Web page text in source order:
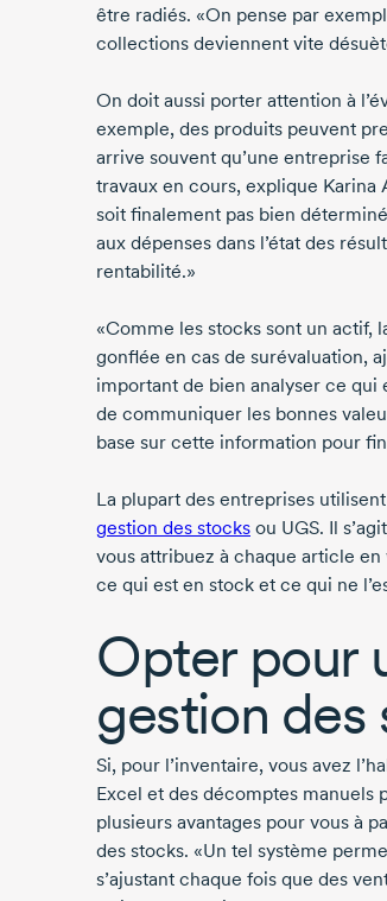
être radiés. «On pense par
collections deviennent vite
On doit aussi porter attention à
exemple, des produits peuvent
arrive souvent qu’une entreprise
travaux en cours, explique Karina
soit finalement pas bien
aux dépenses dans l’état des
rentabilité.»
«Comme les stocks sont un
gonflée en cas de surévaluation,
important de bien analyser ce qui
de communiquer les bonnes
base sur cette information pour
La plupart des entreprises
gestion des stocks ou UGS. Il
vous attribuez à chaque article
ce qui est en stock et ce qui ne
Opter pour
gestion des
Si, pour l’inventaire, vous avez
Excel et des décomptes manuels
plusieurs avantages pour vous à
des stocks. «Un tel système
s’ajustant chaque fois que des